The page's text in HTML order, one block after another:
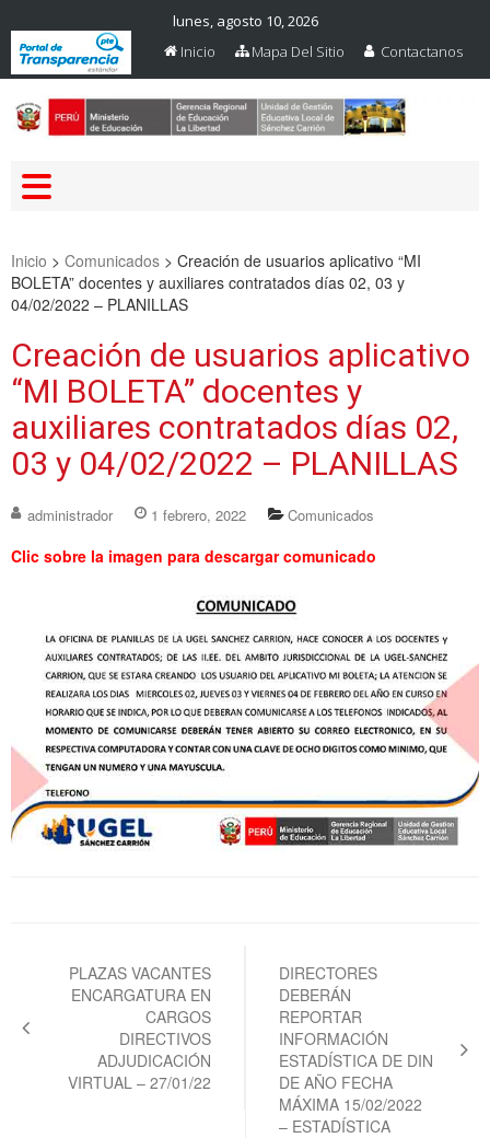
lunes, agosto 10, 2026
Inicio
Mapa Del Sitio Contactanos
Inicio > Comunicados > Creación de usuarios aplicativo “MI
BOLETA” docentes y auxiliares contratados días 02, 03 y
04/02/2022 – PLANILLAS
Creación de usuarios aplicativo
“MI BOLETA” docentes y
auxiliares contratados días 02,
03 y 04/02/2022 – PLANILLAS
administrador 1 febrero, 2022 Comunicados
Clic sobre la imagen para descargar comunicado
entradas
PLAZAS VACANTES
ENCARGATURA EN
CARGOS
DIRECTIVOS
ADJUDICACIÓN
VIRTUAL – 27/01/22
DIRECTORES
DEBERÁN
REPORTAR
INFORMACIÓN
ESTADÍSTICA DE DIN
DE AÑO FECHA
MÁXIMA 15/02/2022
– ESTADÍSTICA